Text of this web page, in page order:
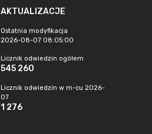
AKTUALIZACJE
Ostatnia modyfikacja
2026-08-07 08:05:00
Licznik odwiedzin ogółem
545 260
Licznik odwiedzin w m-cu 2026-
07
1 276